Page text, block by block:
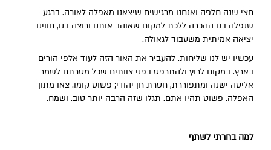
חצי שנה חלפה ואנחנו מרגישים שיצאנו מאפלה לאורה. ברגע
שנפלה בנו ההכרה ללכת למקום שאוהב אותנו ורוצה בנו, חווינו
יציאה אמיתית משעבוד לגאולה.
עכשיו יש לנו שליחות. להעביר את האור הזה לעוד אלפי הורים
בארץ. במקום לרוץ ולהתרפס בפני צוותים שכל מטרתם לשמר
אליטה ישנה ומתפוררת, חסרת חן יהודי; פשוט קומו. צאו מתוך
האפלה. פשוט תהיו אתם. תגלו שזה הרבה יותר טוב. ושמח.
למה בחרתי לשתף